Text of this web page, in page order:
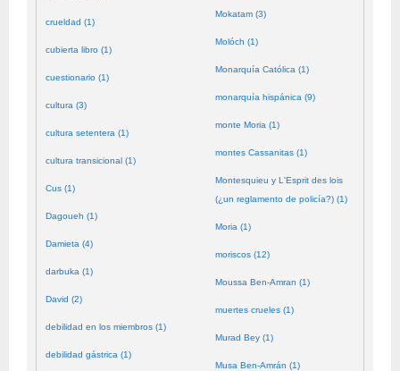
crueldad (1)
cubierta libro (1)
cuestionario (1)
cultura (3)
cultura setentera (1)
cultura transicional (1)
Cus (1)
Dagoueh (1)
Damieta (4)
darbuka (1)
David (2)
debilidad en los miembros (1)
debilidad gástrica (1)
Mokatam (3)
Molóch (1)
Monarquía Católica (1)
monarquía hispánica (9)
monte Moria (1)
montes Cassanitas (1)
Montesquieu y L'Esprit des lois
(¿un reglamento de policía?) (1)
Moria (1)
moriscos (12)
Moussa Ben-Amran (1)
muertes crueles (1)
Murad Bey (1)
Musa Ben-Amrán (1)